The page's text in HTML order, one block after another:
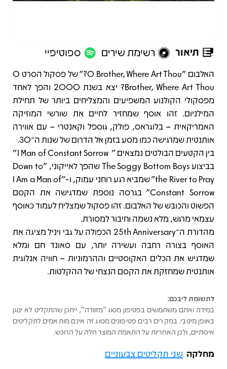
תיאור רשימת שירים ספוטיפיי
תיאור
האלבום "O Brother, Where Art Thou?" של פסקול הסרט O
Brother, Where Art Thou? יצא בשנת 2000 והפך לאחד
מפסקולי הקולנוע המשפיעים והמצליחים ביותר של תחילת
המילניום. זהו אוסף שמחזיר לחיים את שורשי המוזיקה
האמריקאית – בלוגראס, פולק, גוספל וקאנטרי – עם אווירה
אותנטית שמרגישה כמו מסע בזמן אל הדרום של שנות ה־30.
בין הקטעים הבולטים נמצאים " I Man of Constant Sorrow "
בביצוע The Soggy Bottom Boys שהפך לאייקוני, "Down to
the River to Pray" שמביא רגע רוחני עמוק, ו-"I Am a Man of
Constant Sorrow" בגרסה נוספת שמדגישה את הקסם
הפשוט והכובש של האלבום. זהו פסקול שמצליח לעמוד כאוסף
עצמאי מרגש, מלא נשמה וחיבור למסורת.
מהדורת ה־25th Anniversary הכפולה על גבי ויניל מציגה את
האוסף בצורה רחבה ועשירה יותר, עם סאונד חם ומלא
שמדגיש את הכלים האקוסטיים וההרמוניות – חוויה אנלוגית
אותנטית שמחזקת את הקסם הנצחי של ההקלטות.
לתשומת ליבכם:
במידה ואתם משתמשים בפטיפון מסוג "מזוודה", ייתכן שהתקליט לא ינוגן
באופן מיטבי. במקרים רבים פטיפונים מסוג זה אינם מותאמים לתקליטים
איכותיים, ולכן האחריות על התאמת המוצר חלה על הרוכש.
מחלקה שני תקליטים צבעוניים